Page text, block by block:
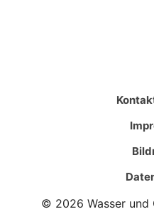
© 2026 Wasser und